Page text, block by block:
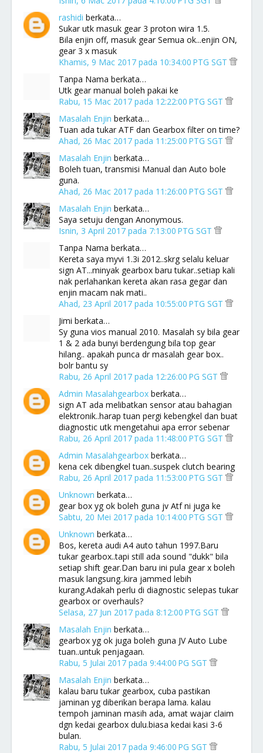
rashidi berkata…
Sukar utk masuk gear 3 proton wira 1.5.
Bila enjin off, masuk gear Semua ok...enjin ON,
gear 3 x masuk
Khamis, 9 Mac 2017 pada 10:34:00 PTG SGT
Tanpa Nama berkata…
Utk gear manual boleh pakai ke
Rabu, 15 Mac 2017 pada 12:22:00 PTG SGT
Masalah Enjin berkata…
Tuan ada tukar ATF dan Gearbox filter on time?
Ahad, 26 Mac 2017 pada 11:25:00 PTG SGT
Masalah Enjin berkata…
Boleh tuan, transmisi Manual dan Auto bole
guna.
Ahad, 26 Mac 2017 pada 11:26:00 PTG SGT
Masalah Enjin berkata…
Saya setuju dengan Anonymous.
Isnin, 3 April 2017 pada 7:13:00 PTG SGT
Tanpa Nama berkata…
Kereta saya myvi 1.3i 2012..skrg selalu keluar
sign AT...minyak gearbox baru tukar..setiap kali
nak perlahankan kereta akan rasa gegar dan
enjin macam nak mati..
Ahad, 23 April 2017 pada 10:55:00 PTG SGT
Jimi berkata…
Sy guna vios manual 2010. Masalah sy bila gear
1 & 2 ada bunyi berdengung bila top gear
hilang.. apakah punca dr masalah gear box..
bolr bantu sy
Rabu, 26 April 2017 pada 12:26:00 PG SGT
Admin Masalahgearbox berkata…
sign AT ada melibatkan sensor atau bahagian
elektronik..harap tuan pergi kebengkel dan buat
diagnostic utk mengetahui apa error sebenar
Rabu, 26 April 2017 pada 11:48:00 PTG SGT
Admin Masalahgearbox berkata…
kena cek dibengkel tuan..suspek clutch bearing
Rabu, 26 April 2017 pada 11:53:00 PTG SGT
Unknown berkata…
gear box yg ok boleh guna jv Atf ni juga ke
Sabtu, 20 Mei 2017 pada 10:14:00 PTG SGT
Unknown berkata…
Bos, kereta audi A4 auto tahun 1997.Baru
tukar gearbox..tapi still ada sound "dukk" bila
setiap shift gear.Dan baru ini pula gear x boleh
masuk langsung..kira jammed lebih
kurang.Adakah perlu di diagnostic selepas tukar
gearbox or overhauls?
Selasa, 27 Jun 2017 pada 8:12:00 PTG SGT
Masalah Enjin berkata…
gearbox yg ok juga boleh guna JV Auto Lube
tuan..untuk penjagaan.
Rabu, 5 Julai 2017 pada 9:44:00 PG SGT
Masalah Enjin berkata…
kalau baru tukar gearbox, cuba pastikan
jaminan yg diberikan berapa lama. kalau
tempoh jaminan masih ada, amat wajar claim
dgn kedai gearbox dulu.biasa kedai kasi 3-6
bulan.
Rabu, 5 Julai 2017 pada 9:46:00 PG SGT